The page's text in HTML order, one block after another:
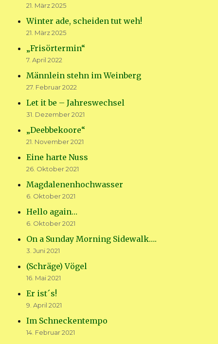
21. März 2025
Winter ade, scheiden tut weh!
21. März 2025
„Frisörtermin“
7. April 2022
Männlein stehn im Weinberg
27. Februar 2022
Let it be – Jahreswechsel
31. Dezember 2021
„Deebbekoore“
21. November 2021
Eine harte Nuss
26. Oktober 2021
Magdalenenhochwasser
6. Oktober 2021
Hello again…
6. Oktober 2021
On a Sunday Morning Sidewalk….
3. Juni 2021
(Schräge) Vögel
16. Mai 2021
Er ist´s!
9. April 2021
Im Schneckentempo
14. Februar 2021